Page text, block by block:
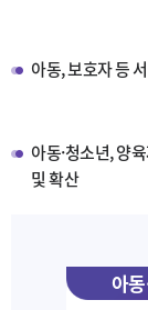
아동, 보호자 등
아동·청소년, 양
및 확산
아